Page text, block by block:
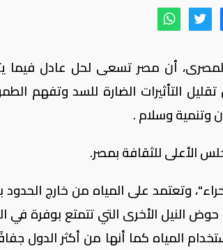
المصرى، أن مصر تسعى لحل عادل فيما
التأثيرات الضارة للسد وتفهم
وتنمية وسلام .
الأعلى للثقافة بمصر.
"95% من المساحة صحراء"، وتعتمد على المياه من خارج
النيل الأخرى التي تتمتع بوفرة في
المياه كما أنها من أكثر الدول